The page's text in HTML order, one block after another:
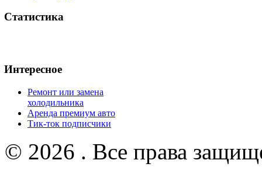
Статистика
Интересное
Ремонт или замена
холодильника
Аренда премиум авто
Тик-ток подписчики
© 2026 . Все права